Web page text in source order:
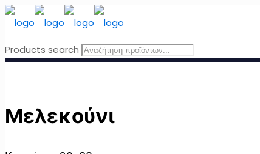
Products search
Μελεκούνι